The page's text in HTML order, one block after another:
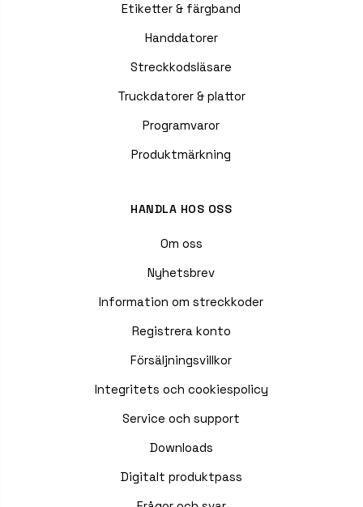
Etiketter & färgband
Handdatorer
Streckkodsläsare
Truckdatorer & plattor
Programvaror
Produktmärkning
HANDLA HOS OSS
Om oss
Nyhetsbrev
Information om streckkoder
Registrera konto
Försäljningsvillkor
Integritets och cookiespolicy
Service och support
Downloads
Digitalt produktpass